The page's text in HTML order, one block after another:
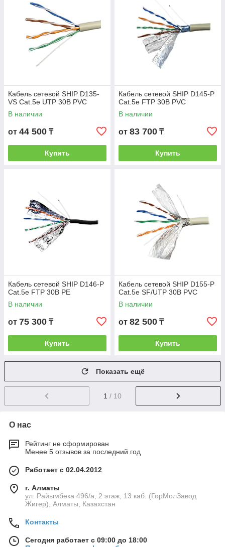
Кабель сетевой SHIP D135-
VS Cat.5e UTP 30В PVC
В наличии
от 44 500 ₸
Купить
Кабель сетевой SHIP D145-P
Cat.5e FTP 30В PVC
В наличии
от 83 700 ₸
Купить
Кабель сетевой SHIP D146-P
Cat.5e FTP 30В РЕ
В наличии
от 75 300 ₸
Купить
Кабель сетевой SHIP D155-P
Cat.5e SF/UTP 30В PVC
В наличии
от 82 500 ₸
Купить
Показать ещё
1 / 10
О нас
Рейтинг не сформирован
Менее 5 отзывов за последний год
Работает с 02.04.2012
г. Алматы
ул. Райымбека 496/а, 2 этаж, 13 каб. (ГорМолЗавод
Жигер), Алматы, Казахстан
Контакты
Сегодня работает с 09:00 до 18:00